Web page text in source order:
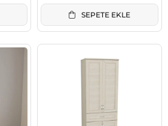
SEPETE EKLE